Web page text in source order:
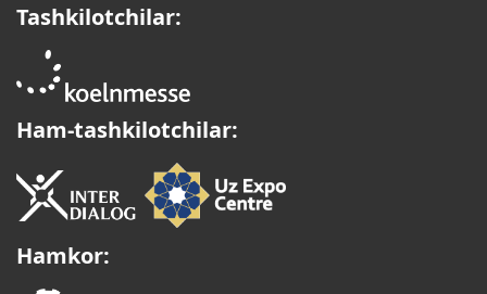
Tashkilotchilar:
Ham-tashkilotchilar:
Hamkor: